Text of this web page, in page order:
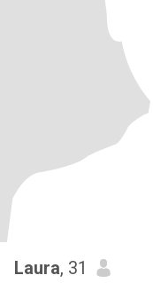
Laura, 31